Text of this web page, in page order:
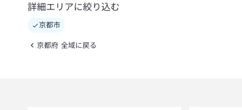
詳細エリアに絞り込む
京都市
京都府 全域に戻る